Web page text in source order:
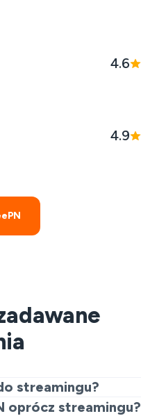
4.6
4.9
streamingu?
streamingu
oprócz streamingu?